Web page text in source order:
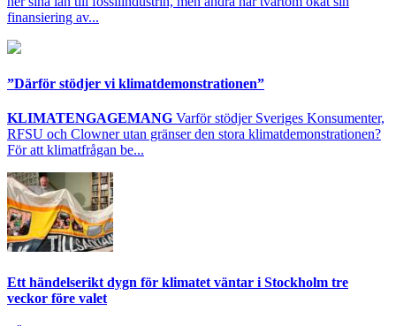
finansiering av...
”Därför stödjer vi klimatdemonstrationen”
KLIMATENGAGEMANG Varför stödjer Sveriges Konsumenter,
RFSU och Clowner utan gränser den stora klimatdemonstrationen?
För att klimatfrågan be...
Ett händelserikt dygn för klimatet väntar i Stockholm tre
veckor före valet